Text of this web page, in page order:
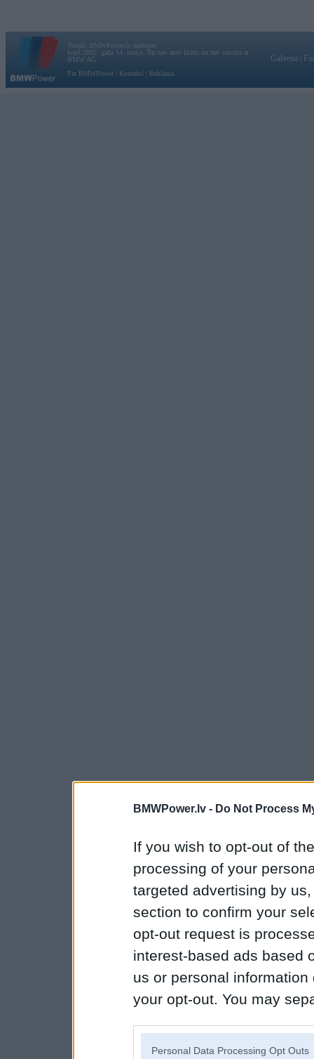
BMWPower.lv - Do Not Process
If you wish to opt-out of
processing of your
targeted advertising by
section to confirm your
opt-out request is
interest-based ads based
us or personal
your opt-out. You may
Personal Data Processing Opt Outs
Vortāls BMWPower.lv darbojas
kopš 2002. gada 14. maija. Tas nav auto klubs un nav saistīts ar
BMW AG.
Par BMWPower
Kontakti Reklāma
Galvena